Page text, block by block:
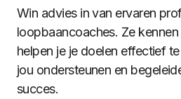
Win advies in van ervaren
loopbaancoaches. Ze
helpen je je doelen effectief
jou ondersteunen en
succes.